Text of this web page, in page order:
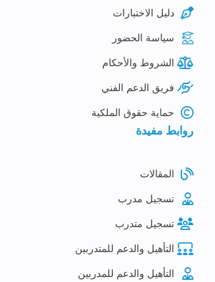
دليل الاختبارات
سياسة الحضور
الشروط والأحكام
فريق الدعم الفني
حماية حقوق الملكية
روابط مفيدة
المقالات
تسجيل مدرب
تسجيل متدرب
التأهيل والدعم للمتدربين
التأهيل والدعم للمدربين